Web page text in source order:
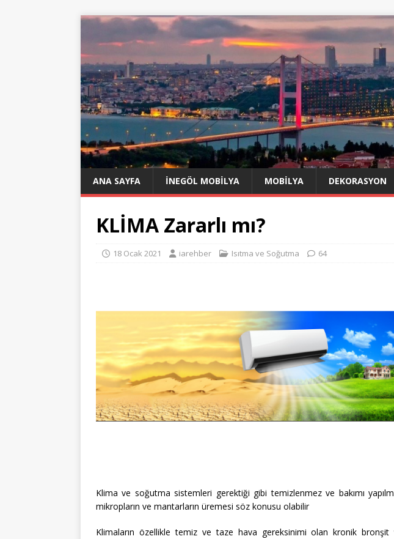
ANA SAYFA İNEGÖL MOBILYA MOBILYA DEKORASYON
KLİMA Zararlı mı?
18 Ocak 2021 iarehber Isıtma ve Soğutma 64
Klima ve soğutma sistemleri gerektiği gibi temizlenmez ve bakımı
mikropların ve mantarların üremesi söz konusu olabilir
Klimaların özellikle temiz ve taze hava gereksinimi olan kronik bronşit